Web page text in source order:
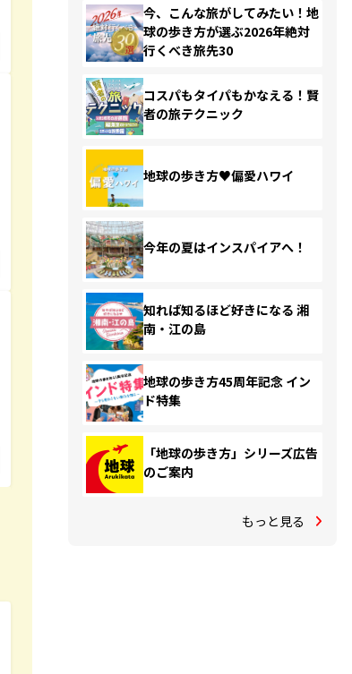
今、こんな旅がしてみたい！地
球の歩き方が選ぶ2026年絶対
行くべき旅先30
コスパもタイパもかなえる！賢
者の旅テクニック
地球の歩き方♥偏愛ハワイ
今年の夏はインスパイアへ！
知れば知るほど好きになる 湘
南・江の島
地球の歩き方45周年記念 イン
ド特集
「地球の歩き方」シリーズ広告
のご案内
もっと見る